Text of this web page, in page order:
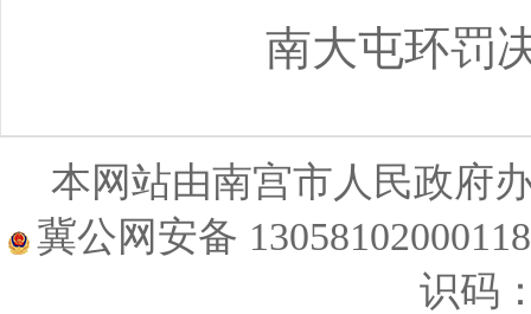
南大屯环罚
本网站由南宫市人民政
冀公网安备
识码